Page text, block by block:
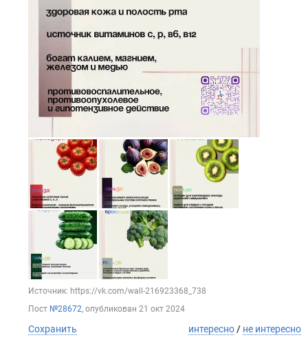
Источник: https://vk.com/wall-216923368_738
Пост №28672, опубликован 21 окт 2024
Сохранить интересно / не интересно